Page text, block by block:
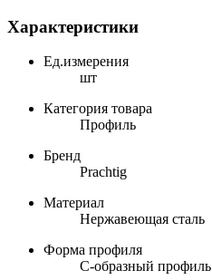
Характеристики
Ед.измерения
шт
Категория товара
Профиль
Бренд
Prachtig
Материал
Нержавеющая сталь
Форма профиля
С-образный профиль